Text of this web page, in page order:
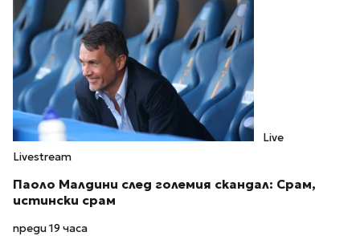
Live
Livestream
Паоло Малдини след големия скандал: Срам,
истински срам
преди 19 часа